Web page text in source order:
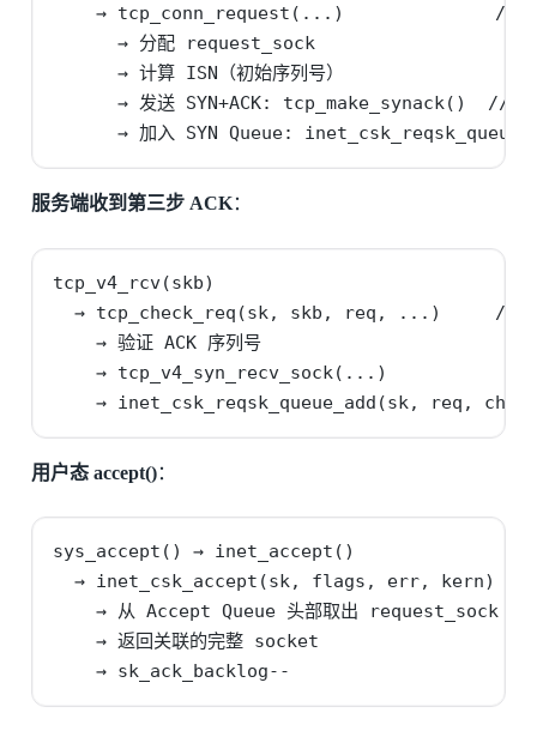
→ tcp_conn_request(...)              //
      → 分配 request_sock
      → 计算 ISN（初始序列号）
→ 发送 SYN+ACK: tcp_make_synack()  //
→ 加入 SYN Queue:
服务端收到第三步 ACK：
tcp_v4_rcv(skb)
→ tcp_check_req(sk, skb, req, ...)     //
    → 验证 ACK 序列号
→ tcp_v4_syn_recv_sock(...)           //
→ inet_csk_reqsk_queue_add(sk, req,
用户态 accept()：
sys_accept() → inet_accept()
→ inet_csk_accept(sk, flags, err, kern)
    → 从 Accept Queue 头部取出 request_sock
    → 返回关联的完整 socket
    → sk_ack_backlog--